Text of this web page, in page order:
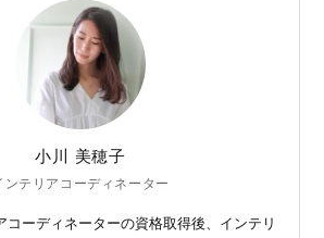
小川 美穂子
ンテリアコーディネーター
コーディネーターの資格取得後、インテリ